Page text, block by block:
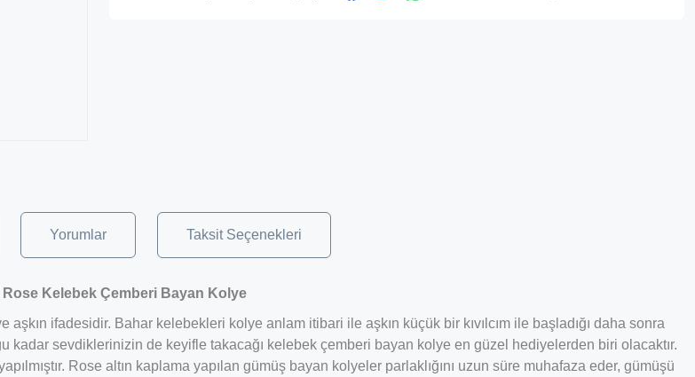
Yorumlar Taksit Seçenekleri
Kelebek Çemberi Bayan Kolye
ifadesidir. Bahar kelebekleri kolye anlam itibari ile aşkın küçük bir kıvılcım ile başladığı daha sonra
kadar sevdiklerinizin de keyifle takacağı kelebek çemberi bayan kolye en güzel hediyelerden biri olacaktır.
Rose altın kaplama yapılan gümüş bayan kolyeler parlaklığını uzun süre muhafaza eder, gümüşü